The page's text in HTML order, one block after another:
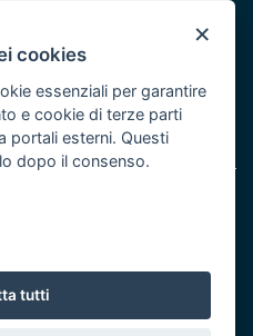
del POR Puglia 2014/2020 -
×
cookies
essenziali per garantire
e cookie di terze parti
portali esterni. Questi
dopo il consenso.
tutti